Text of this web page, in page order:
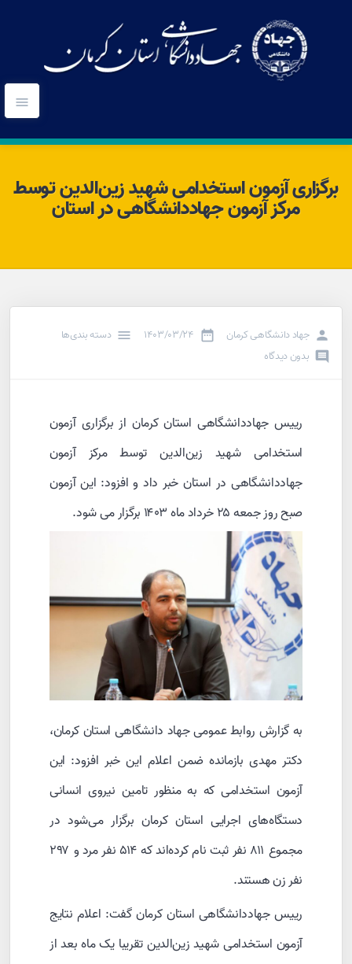
برگزاری آزمون استخدامی شهید زین‌الدین توسط
مرکز آزمون جهاددانشگاهی در استان
جهاد دانشگاهی کرمان ۱۴۰۳/۰۳/۲۴
دسته بندی‌ها
بدون دیدگاه
رییس جهاددانشگاهی استان کرمان از برگزاری آزمون
استخدامی شهید زین‌الدین توسط مرکز آزمون
جهاددانشگاهی در استان خبر داد و افزود: این آزمون
صبح روز جمعه ۲۵ خرداد ماه ۱۴۰۳ برگزار می‌ شود.
به گزارش روابط عمومی جهاد دانشگاهی استان کرمان،
دکتر مهدی بازمانده ضمن اعلام این خبر افزود: این
آزمون استخدامی که به منظور تامین نیروی انسانی
دستگاه‌های اجرایی استان کرمان برگزار می‌شود در
مجموع ۸۱۱ نفر ثبت نام کرده‌اند که ۵۱۴ نفر مرد و ۲۹۷
نفر زن هستند.
رییس جهاددانشگاهی استان کرمان گفت: اعلام نتایج
آزمون استخدامی شهید زین‌الدین تقریبا یک ماه بعد از